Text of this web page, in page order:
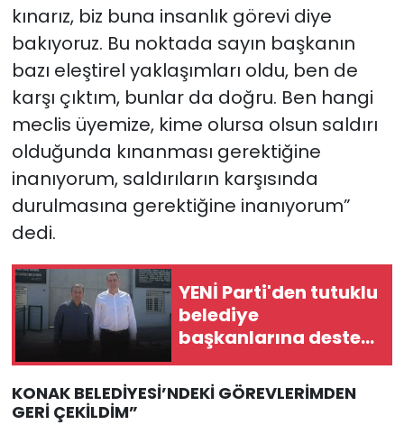
kınarız, biz buna insanlık görevi diye
bakıyoruz. Bu noktada sayın başkanın
bazı eleştirel yaklaşımları oldu, ben de
karşı çıktım, bunlar da doğru. Ben hangi
meclis üyemize, kime olursa olsun saldırı
olduğunda kınanması gerektiğine
inanıyorum, saldırıların karşısında
durulmasına gerektiğine inanıyorum”
dedi.
YENİ Parti'den tutuklu
belediye
başkanlarına destek
ziyareti: "Yanlarında
olmaya devam
edeceğiz"
KONAK BELEDİYESİ’NDEKİ GÖREVLERİMDEN
GERİ ÇEKİLDİM”